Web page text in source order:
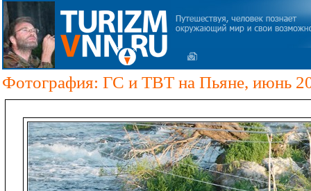
Фотография: ГС и ТВТ на Пьяне, июнь